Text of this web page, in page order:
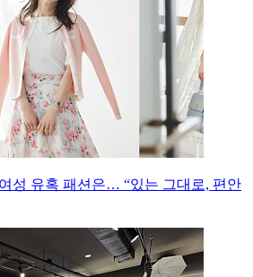
성 유혹 패션은… “있는 그대로, 편안